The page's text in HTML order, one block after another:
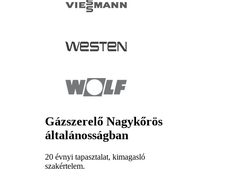
Gázszerelő Nagykőrös
általánosságban
20 évnyi tapasztalat, kimagasló
szakértelem.